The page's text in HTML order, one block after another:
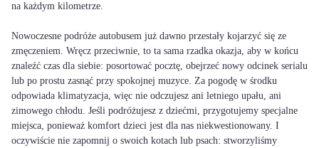
na każdym kilometrze.
Nowoczesne podróże autobusem już dawno przestały kojarzyć się ze
zmęczeniem. Wręcz przeciwnie, to ta sama rzadka okazja, aby w końcu
znaleźć czas dla siebie: posortować pocztę, obejrzeć nowy odcinek serialu
lub po prostu zasnąć przy spokojnej muzyce. Za pogodę w środku
odpowiada klimatyzacja, więc nie odczujesz ani letniego upału, ani
zimowego chłodu. Jeśli podróżujesz z dziećmi, przygotujemy specjalne
miejsca, ponieważ komfort dzieci jest dla nas niekwestionowany. I
oczywiście nie zapomnij o swoich kotach lub psach: stworzyliśmy